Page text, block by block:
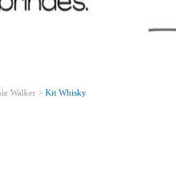
Walker > Kit Whisky